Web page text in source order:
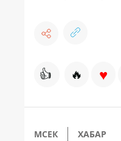
👍 🔥 ♥
МСЕК ХАБАР